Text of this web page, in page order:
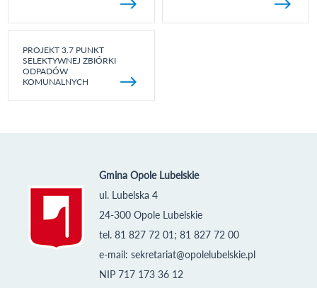
PROJEKT 3.7 PUNKT
SELEKTYWNEJ ZBIÓRKI
ODPADÓW
KOMUNALNYCH
Gmina Opole Lubelskie
ul. Lubelska 4
24-300 Opole Lubelskie
tel. 81 827 72 01; 81 827 72 00
e-mail: sekretariat@opolelubelskie.pl
NIP 717 173 36 12